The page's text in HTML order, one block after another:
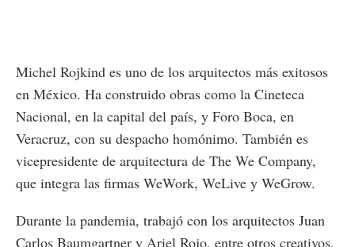
Michel Rojkind es uno de los arquitectos más exitosos
en México. Ha construido obras como la Cineteca
Nacional, en la capital del país, y Foro Boca, en
Veracruz, con su despacho homónimo. También es
vicepresidente de arquitectura de The We Company,
que integra las firmas WeWork, WeLive y WeGrow.
Durante la pandemia, trabajó con los arquitectos Juan
Carlos Baumgartner y Ariel Rojo, entre otros creativos,